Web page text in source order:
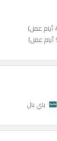
باي بال